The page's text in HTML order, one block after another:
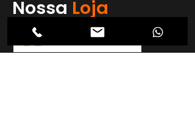
Enviar
Nossa Loja